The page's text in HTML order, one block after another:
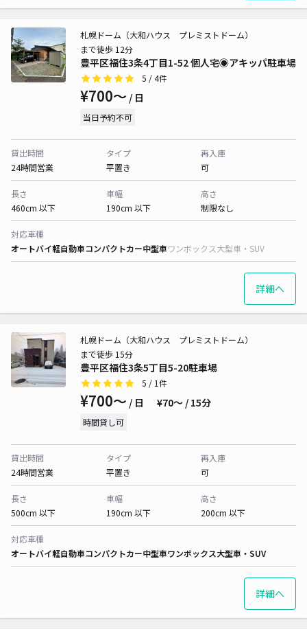
豊平区福住3条4丁目1-52 個人宅◉アキッパ駐車場
札幌ドーム（大和ハウス プレミストドーム）
まで徒歩 12分
5 / 4件
¥700〜 / 日
当日予約不可
貸出時間
24時間営業
タイプ
平置き
再入庫
可
長さ
460cm 以下
車幅
190cm 以下
高さ
制限なし
対応車種
オートバイ軽自動車コンパクトカー中型車ワンボックス大型車・SUV
詳細へ
豊平区福住3条5丁目5-20駐車場
札幌ドーム（大和ハウス プレミストドーム）
まで徒歩 15分
5 / 1件
¥700〜 / 日 ¥70〜 / 15分
時間貸し可
貸出時間
24時間営業
タイプ
平置き
再入庫
可
長さ
500cm 以下
車幅
190cm 以下
高さ
200cm 以下
対応車種
オートバイ軽自動車コンパクトカー中型車ワンボックス大型車・SUV
詳細へ